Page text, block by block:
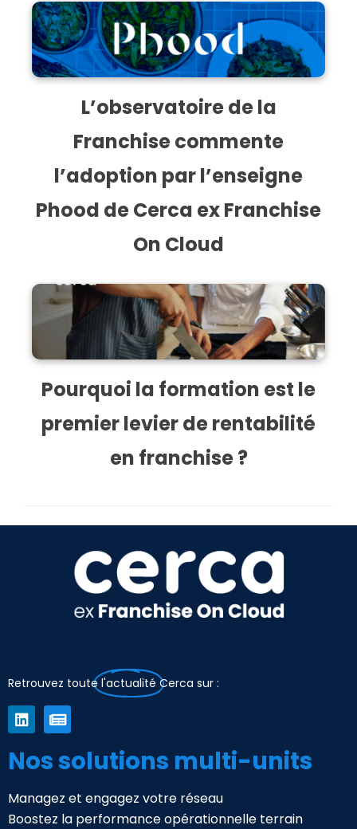
L’observatoire de la
Franchise commente
l’adoption par l’enseigne
Phood de Cerca ex Franchise
On Cloud
Pourquoi la formation est le
premier levier de rentabilité
en franchise ?
Retrouvez toute l'actualité Cerca sur :
Nos solutions multi-units
Managez et engagez votre réseau
Boostez la performance opérationnelle terrain